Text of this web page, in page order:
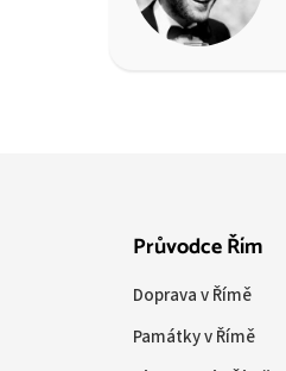
Průvodce Řím
Doprava v Římě
Památky v Římě